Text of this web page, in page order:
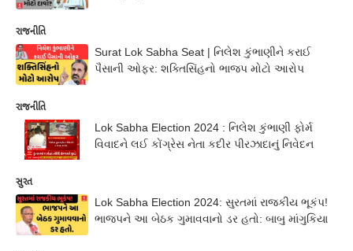
રાજનીતિ
Surat Lok Sabha Seat | નિલેશ કુંભાણીને કરાઈ
પૈસાની ઓફર: શક્તિસિંહનો ભાજપ મોટો આરોપ
રાજનીતિ
Lok Sabha Election 2024 : નિલેશ કુંભાણી ફોર્મ
વિવાદને લઈ કોંગ્રેસ નેતા કદીર પીરઝાદાનું નિવેદન
સુરત
Lok Sabha Election 2024: સુરતમાં રાજકીય ભૂકંપ!
ભાજપને આ બેઠક ગુમાવવાનો ડર હતો: બાબુ માંગુકિયા